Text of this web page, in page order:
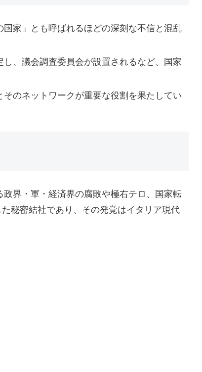
家」とも呼ばれるほどの深刻な不信と混乱
、議会調査委員会が設置されるなど、国家
そのネットワークが重要な役割を果たしてい
界・軍・経済界の腐敗や極右テロ、国家転
秘密結社であり、その発覚はイタリア現代